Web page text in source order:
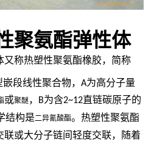
聚氨酯弹性体
又称热塑性聚氨酯橡胶，简称
嵌段线性聚合物， A为高分子量
或聚醚， B为含2~12 直链碳原子的
结构是二异氰酸酯。热塑性聚氨酯
联或大分子链间轻度交联，随着